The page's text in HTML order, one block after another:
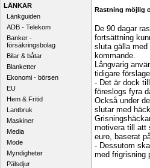
LÄNKAR
Länkguiden
ADB - Telekom
Banker -
försäkringsbolag
Bilar & båtar
Blanketter
Ekonomi - börsen
EU
Hem & Fritid
Lantbruk
Maskiner
Media
Mode
Myndigheter
Pälsdjur
Rastning möjlig
De 90 dagar
fortsättning
sluta gälla
kommande.
Långvarig
tidigare
- Det är dock
föreslogs fyra
Också under
slutar med
motivera till att
euro, baserat
- Dessutom
med frigrisning